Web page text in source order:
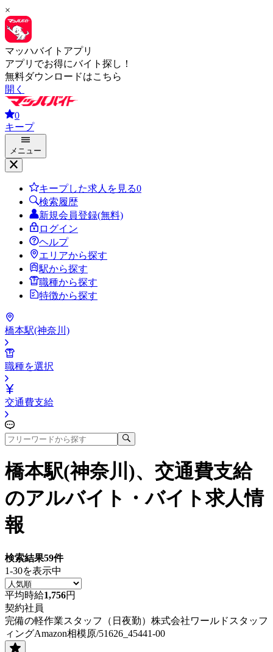
×
マッハバイトアプリ
アプリでお得にバイト探し！
無料ダウンロードはこちら
開く
0
キープ
メニュー
キープした求人を見る0
検索履歴
新規会員登録(無料)
ログイン
ヘルプ
エリアから探す
駅から探す
職種から探す
特徴から探す
橋本駅(神奈川)
職種を選択
交通費支給
橋本駅(神奈川)、交通費支給
のアルバイト・バイト求人情
報
検索結果59件
1-30を表示中
平均時給1,756円
契約社員
完備の軽作業スタッフ（日夜勤）株式会社ワールドスタッフ
ィングAmazon相模原/51626_45441-00